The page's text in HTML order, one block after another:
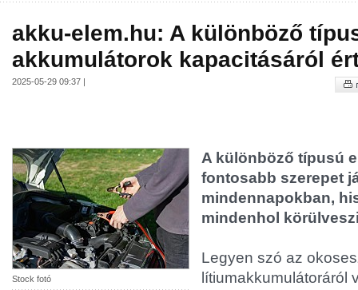
akku-elem.hu: A különböző
akkumulátorok kapacitásáról
2025-05-29 09:37 |
Stock fotó
A különböző típusú
fontosabb szerepet
mindennapokban,
mindenhol
Legyen szó az
lítiumakkumulátoráról